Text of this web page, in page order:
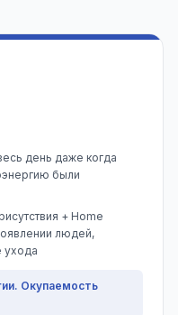
день даже когда
были
+ Home
людей,
ухода
Окупаемость